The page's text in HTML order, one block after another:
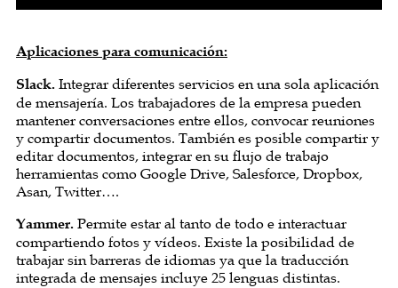
Aplicaciones para comunicación:
Slack. Integrar diferentes servicios en una sola aplicación
de mensajería. Los trabajadores de la empresa pueden
mantener conversaciones entre ellos, convocar reuniones
y compartir documentos. También es posible compartir y
editar documentos, integrar en su flujo de trabajo
herramientas como Google Drive, Salesforce, Dropbox,
Asan, Twitter….
Yammer. Permite estar al tanto de todo e interactuar
compartiendo fotos y vídeos. Existe la posibilidad de
trabajar sin barreras de idiomas ya que la traducción
integrada de mensajes incluye 25 lenguas distintas.